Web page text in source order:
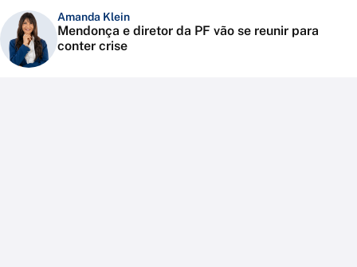
Amanda Klein
Mendonça e diretor da PF vão se reunir para
conter crise